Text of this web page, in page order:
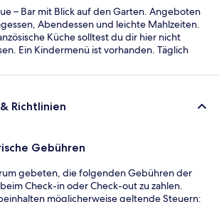
– Bar mit Blick auf den Garten. Angeboten
Abendessen und leichte Mahlzeiten.
Küche solltest du dir hier nicht
Ein Kindermenü ist vorhanden. Täglich
Richtlinien
Gebühren
gebeten, die folgenden Gebühren der
Check-in oder Check-out zu zahlen.
möglicherweise geltende Steuern: